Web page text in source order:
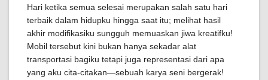
Hari ketika semua selesai merupakan salah satu hari
terbaik dalam hidupku hingga saat itu; melihat hasil
akhir modifikasiku sungguh memuaskan jiwa kreatifku!
Mobil tersebut kini bukan hanya sekadar alat
transportasi bagiku tetapi juga representasi dari apa
yang aku cita-citakan—sebuah karya seni bergerak!